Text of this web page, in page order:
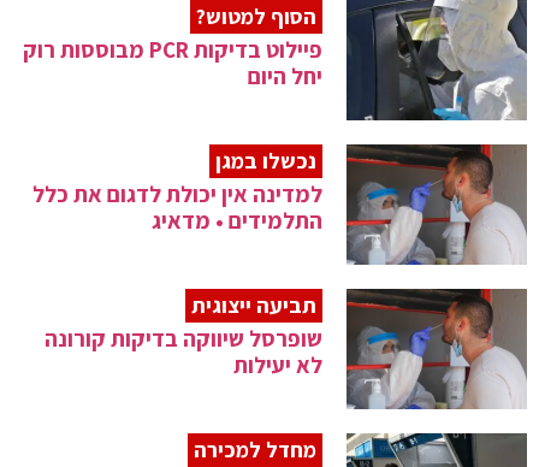
הסוף למטוש?
פיילוט בדיקות PCR מבוססות רוק
יחל היום
נכשלו במגן
למדינה אין יכולת לדגום את כלל
התלמידים • מדאיג
תביעה ייצוגית
שופרסל שיווקה בדיקות קורונה
לא יעילות
מחדל למכירה